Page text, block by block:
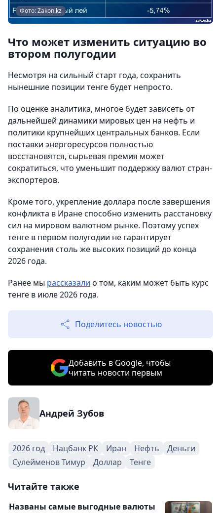
Фото: Zakon.kz
Что может изменить ситуацию во
втором полугодии
Несмотря на сильный старт года, сохранить
нынешние позиции тенге будет непросто.
По оценке аналитика, многое будет зависеть от
дальнейшей динамики мировых цен на нефть и
политики крупнейших центральных банков. Если
поставки энергоресурсов полностью
восстановятся, сырьевая премия может
сократиться, что уменьшит поддержку валют стран-
экспортеров.
Кроме того, укрепление доллара после завершения
конфликта в Иране способно изменить расстановку
сил на мировом валютном рынке. Поэтому успех
тенге в первом полугодии не гарантирует
сохранения столь же высоких позиций до конца
2026 года.
Ранее мы рассказали о том, каким может быть курс
тенге в июле 2026 года.
Поделитесь новостью
Добавить в Google, чтобы
читать новости первым
Андрей Зубов
2026 год Нацбанк РК Иран Нефть
Деньги
Сулейменов Тимур
Доллар Тенге
Читайте также
Названы самые выгодные валюты